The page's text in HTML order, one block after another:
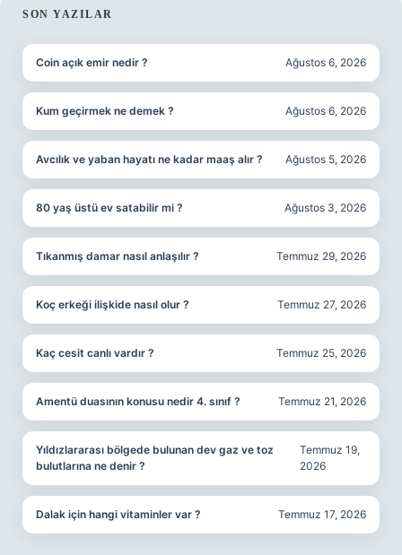
SIDEBAR
SON YAZILAR
Coin açık emir nedir ? Ağustos 6, 2026
Kum geçirmek ne demek ? Ağustos 6, 2026
Avcılık ve yaban hayatı ne kadar maaş alır ? Ağustos 5, 2026
80 yaş üstü ev satabilir mi ? Ağustos 3, 2026
Tıkanmış damar nasıl anlaşılır ? Temmuz 29, 2026
Koç erkeği ilişkide nasıl olur ? Temmuz 27, 2026
Kaç cesit canlı vardır ? Temmuz 25, 2026
Amentü duasının konusu nedir 4. sınıf ? Temmuz 21, 2026
Yıldızlararası bölgede bulunan dev gaz ve toz
bulutlarına ne denir ?
Temmuz 19,
2026
Dalak için hangi vitaminler var ? Temmuz 17, 2026